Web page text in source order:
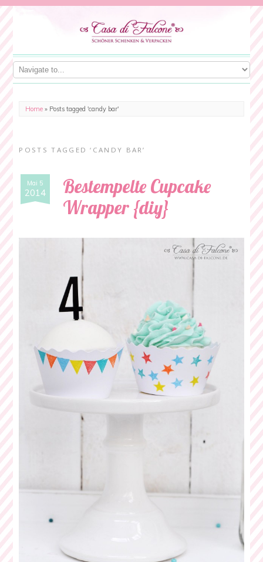
Home » Posts tagged 'candy bar'
POSTS TAGGED ‘CANDY BAR’
Mai 5
2014
Bestempelte Cupcake
Wrapper {diy}